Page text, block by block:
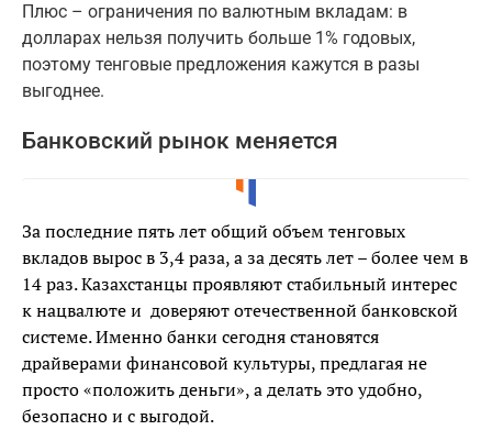
Плюс – ограничения по валютным вкладам: в
долларах нельзя получить больше 1% годовых,
поэтому тенговые предложения кажутся в разы
выгоднее.
Банковский рынок меняется
За последние пять лет общий объем тенговых
вкладов вырос в 3,4 раза, а за десять лет – более чем в
14 раз. Казахстанцы проявляют стабильный интерес
к нацвалюте и доверяют отечественной банковской
системе. Именно банки сегодня становятся
драйверами финансовой культуры, предлагая не
просто «положить деньги», а делать это удобно,
безопасно и с выгодой.